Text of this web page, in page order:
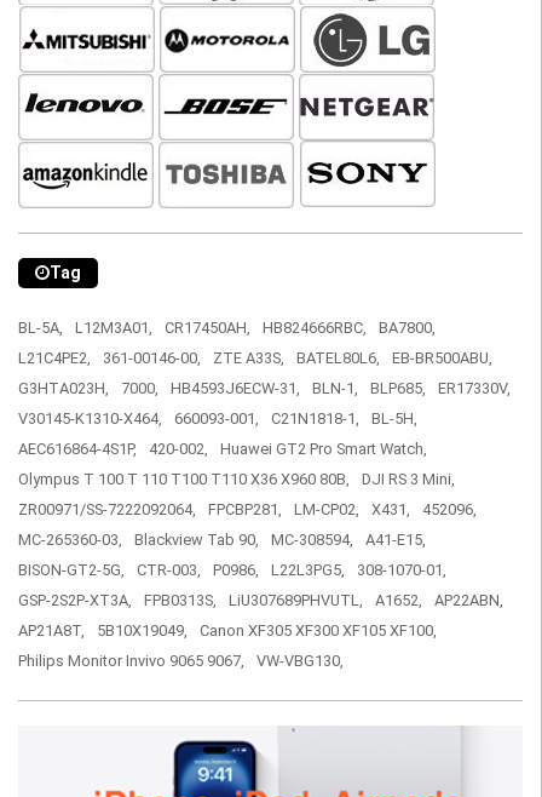
Tag
BL-5A, L12M3A01, CR17450AH, HB824666RBC,
BA7800,
L21C4PE2,
361-00146-00, ZTE A33S, BATEL80L6,
EB-BR500ABU,
G3HTA023H,
7000, HB4593J6ECW-31, BLN-1, BLP685,
ER17330V,
V30145-K1310-X464,
660093-001, C21N1818-1,
BL-5H,
AEC616864-4S1P,
420-002,
Huawei GT2 Pro Smart Watch,
Olympus T 100 T 110 T100 T110 X36 X960 80B,
DJI RS 3 Mini,
ZR00971/SS-7222092064,
FPCBP281, LM-CP02, X431,
452096,
MC-265360-03,
Blackview Tab 90, MC-308594,
A41-E15,
BISON-GT2-5G,
CTR-003, P0986, L22L3PG5,
308-1070-01,
GSP-2S2P-XT3A,
FPB0313S, LiU307689PHVUTL, A1652,
AP22ABN,
AP21A8T,
5B10X19049,
Canon XF305 XF300 XF105 XF100,
Philips Monitor Invivo 9065 9067,
VW-VBG130,